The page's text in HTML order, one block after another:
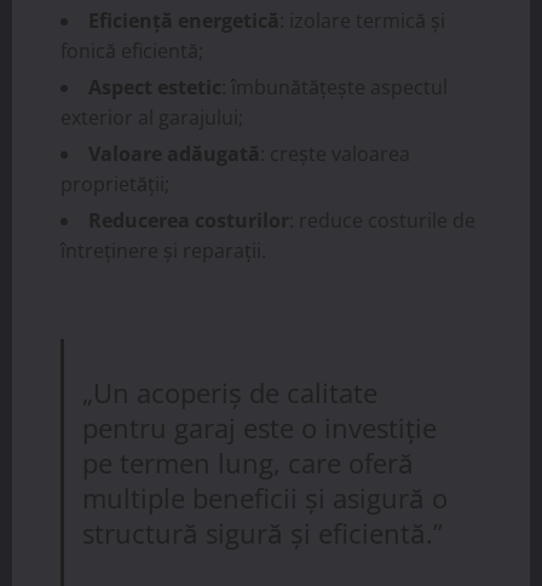
Eficiență energetică : izolare termică și
fonică eficientă;
Aspect estetic : îmbunătățește aspectul
exterior al garajului;
Valoare adăugată : crește valoarea
proprietății;
Reducerea costurilor : reduce costurile de
întreținere și reparații.
„Un acoperiș de calitate
pentru garaj este o investiție
pe termen lung, care oferă
multiple beneficii și asigură o
structură sigură și eficientă.”